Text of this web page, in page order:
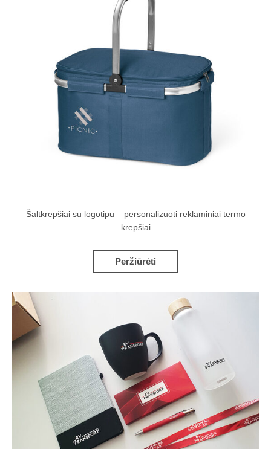
Šaltkrepšiai su logotipu – personalizuoti reklaminiai termo
krepšiai
Peržiūrėti